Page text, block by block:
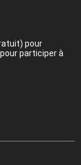
pour
participer à